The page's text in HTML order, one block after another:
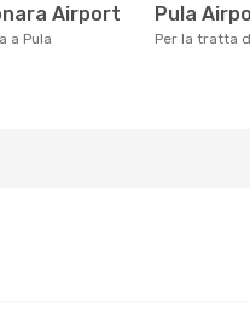
Airport
a Pula
Pula
Per la tratta